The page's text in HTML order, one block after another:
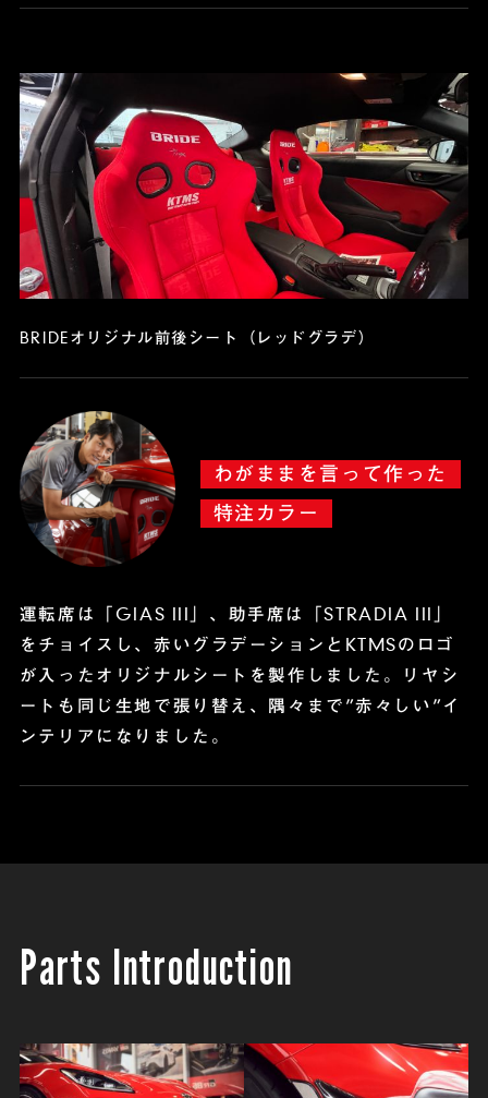
BRIDEオリジナル前後シート（レッドグラデ）
わがままを言って作った
特注カラー
運転席は「GIAS III」、助手席は「STRADIA III」
をチョイスし、 赤いグラデーションとKTMSのロゴ
が入ったオリジナルシートを製作しました。
リヤシ
ートも同じ生地で張り替え、隅々まで”赤々しい”イ
ンテリアになりました。
Parts Introduction